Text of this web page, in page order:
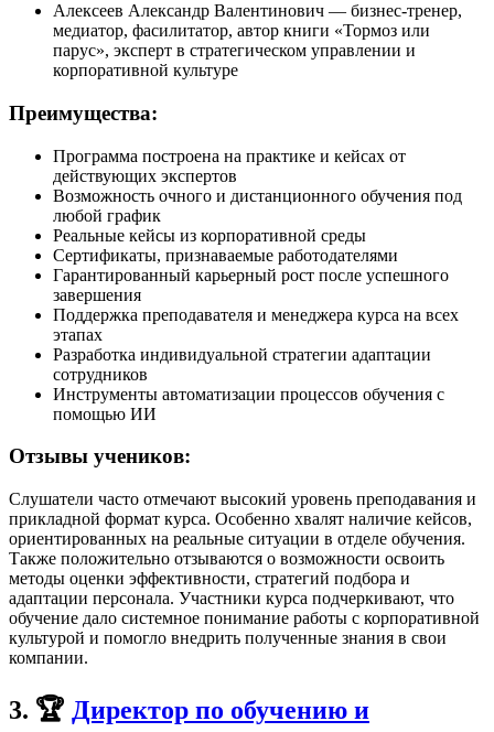
Алексеев Александр Валентинович — бизнес-тренер,
медиатор, фасилитатор, автор книги «Тормоз или
парус», эксперт в стратегическом управлении и
корпоративной культуре
Преимущества:
Программа построена на практике и кейсах от
действующих экспертов
Возможность очного и дистанционного обучения под
любой график
Реальные кейсы из корпоративной среды
Сертификаты, признаваемые работодателями
Гарантированный карьерный рост после успешного
завершения
Поддержка преподавателя и менеджера курса на всех
этапах
Разработка индивидуальной стратегии адаптации
сотрудников
Инструменты автоматизации процессов обучения с
помощью ИИ
Отзывы учеников:
Слушатели часто отмечают высокий уровень преподавания и
прикладной формат курса. Особенно хвалят наличие кейсов,
ориентированных на реальные ситуации в отделе обучения.
Также положительно отзываются о возможности освоить
методы оценки эффективности, стратегий подбора и
адаптации персонала. Участники курса подчеркивают, что
обучение дало системное понимание работы с корпоративной
культурой и помогло внедрить полученные знания в свои
компании.
3. 🏆 Директор по обучению и